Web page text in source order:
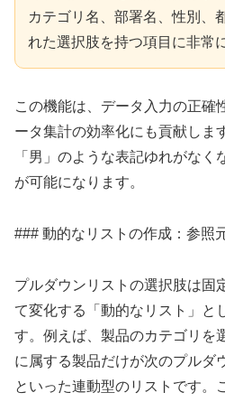
カテゴリ名、部署名、性別、
れた選択肢を持つ項目に非常
この機能は、データ入力の正確
ータ集計の効率化にも貢献しま
「男」のような表記ゆれがな
が可能になります。
### 動的なリストの作成：参照
プルダウンリストの選択肢は固
て変化する「動的なリスト」と
す。例えば、製品のカテゴリを
に属する製品だけが次のプルダ
といった連動型のリストです。